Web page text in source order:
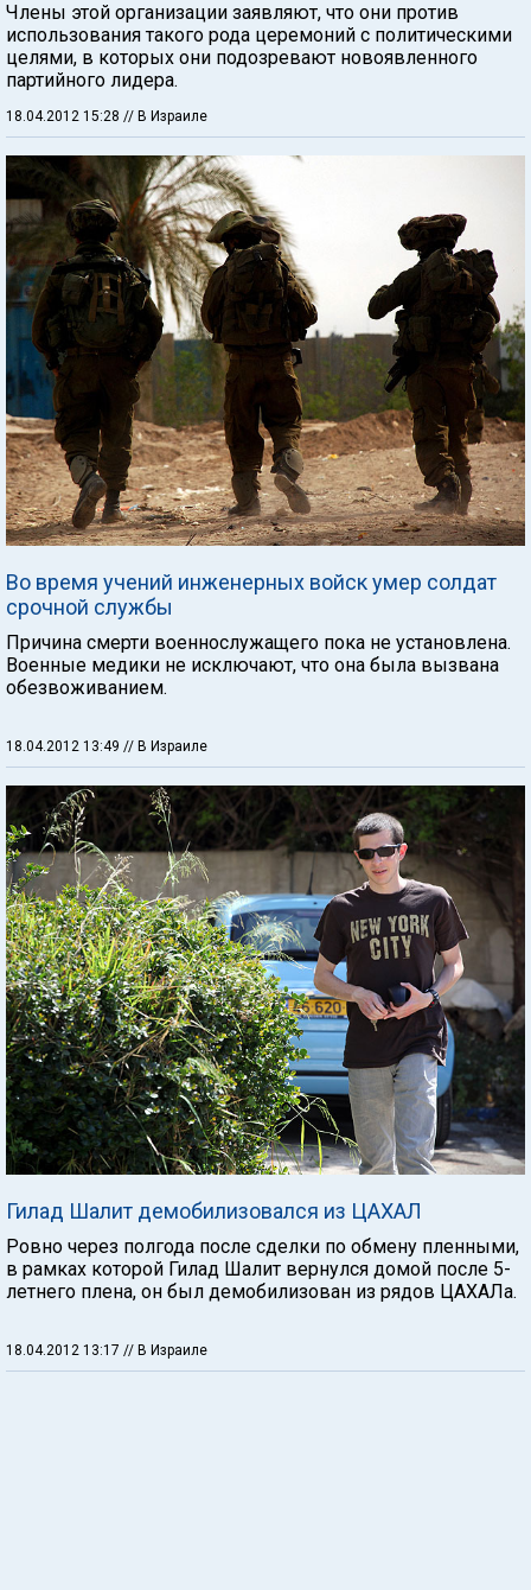
Члены этой организации заявляют, что они против
использования такого рода церемоний с политическими
целями, в которых они подозревают новоявленного
партийного лидера.
18.04.2012 15:28 // В Израиле
Во время учений инженерных войск умер солдат
срочной службы
Причина смерти военнослужащего пока не установлена.
Военные медики не исключают, что она была вызвана
обезвоживанием.
18.04.2012 13:49 // В Израиле
Гилад Шалит демобилизовался из ЦАХАЛ
Ровно через полгода после сделки по обмену пленными,
в рамках которой Гилад Шалит вернулся домой после 5-
летнего плена, он был демобилизован из рядов ЦАХАЛа.
18.04.2012 13:17 // В Израиле